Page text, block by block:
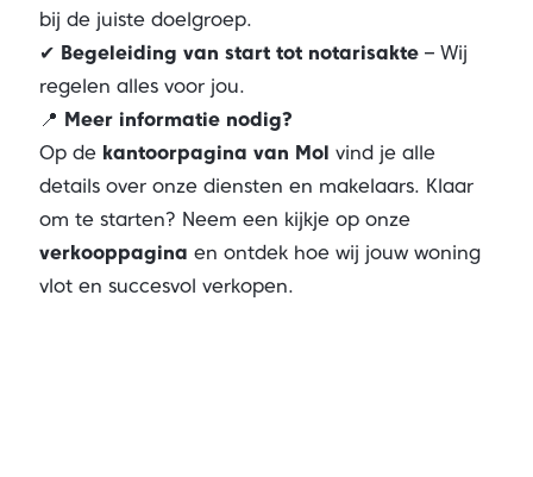
bij de juiste doelgroep.
✔ Begeleiding van start tot notarisakte– Wij
regelen alles voor jou.
📍 Meer informatie nodig?
Op de kantoorpagina van Mol vind je alle
details over onze diensten en makelaars. Klaar
om te starten? Neem een kijkje op onze
verkooppagina en ontdek hoe wij jouw woning
vlot en succesvol verkopen.